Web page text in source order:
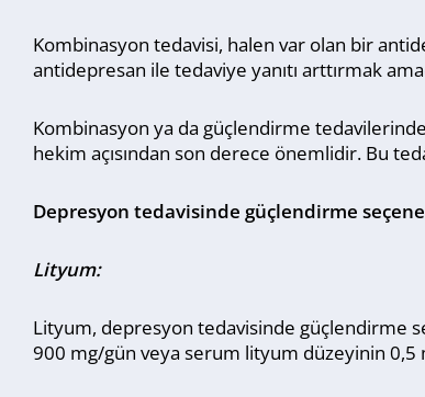
Kombinasyon tedavisi, halen var olan bir
antidepresan ile tedaviye yanıtı arttırmak
Kombinasyon ya da güçlendirme
hekim açısından son derece önemlidir. Bu
Depresyon tedavisinde güçlendirme
Lityum:
Lityum, depresyon tedavisinde güçlendirme
900 mg/gün veya serum lityum düzeyinin 0,5